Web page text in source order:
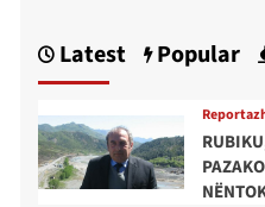
Latest Popular